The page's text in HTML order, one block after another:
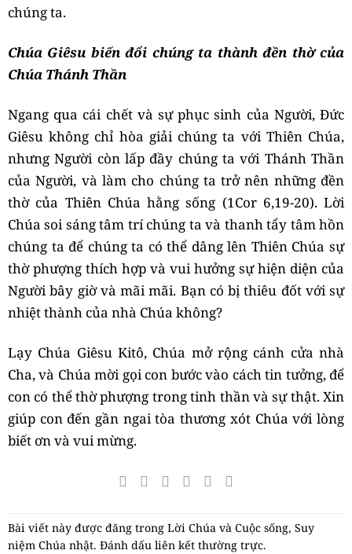
chúng ta.
Chúa Giêsu biến đổi chúng ta thành đền thờ của
Chúa Thánh Thần
Ngang qua cái chết và sự phục sinh của Người, Đức
Giêsu không chỉ hòa giải chúng ta với Thiên Chúa,
nhưng Người còn lấp đầy chúng ta với Thánh Thần
của Người, và làm cho chúng ta trở nên những đền
thờ của Thiên Chúa hằng sống (1Cor 6,19-20). Lời
Chúa soi sáng tâm trí chúng ta và thanh tẩy tâm hồn
chúng ta để chúng ta có thể dâng lên Thiên Chúa sự
thờ phượng thích hợp và vui hưởng sự hiện diện của
Người bây giờ và mãi mãi. Bạn có bị thiêu đốt với sự
nhiệt thành của nhà Chúa không?
Lạy Chúa Giêsu Kitô, Chúa mở rộng cánh cửa nhà
Cha, và Chúa mời gọi con bước vào cách tin tưởng, để
con có thể thờ phượng trong tinh thần và sự thật. Xin
giúp con đến gần ngai tòa thương xót Chúa với lòng
biết ơn và vui mừng.
Bài viết này được đăng trong Lời Chúa và Cuộc sống, Suy
niệm Chúa nhật. Đánh dấu liên kết thường trực.